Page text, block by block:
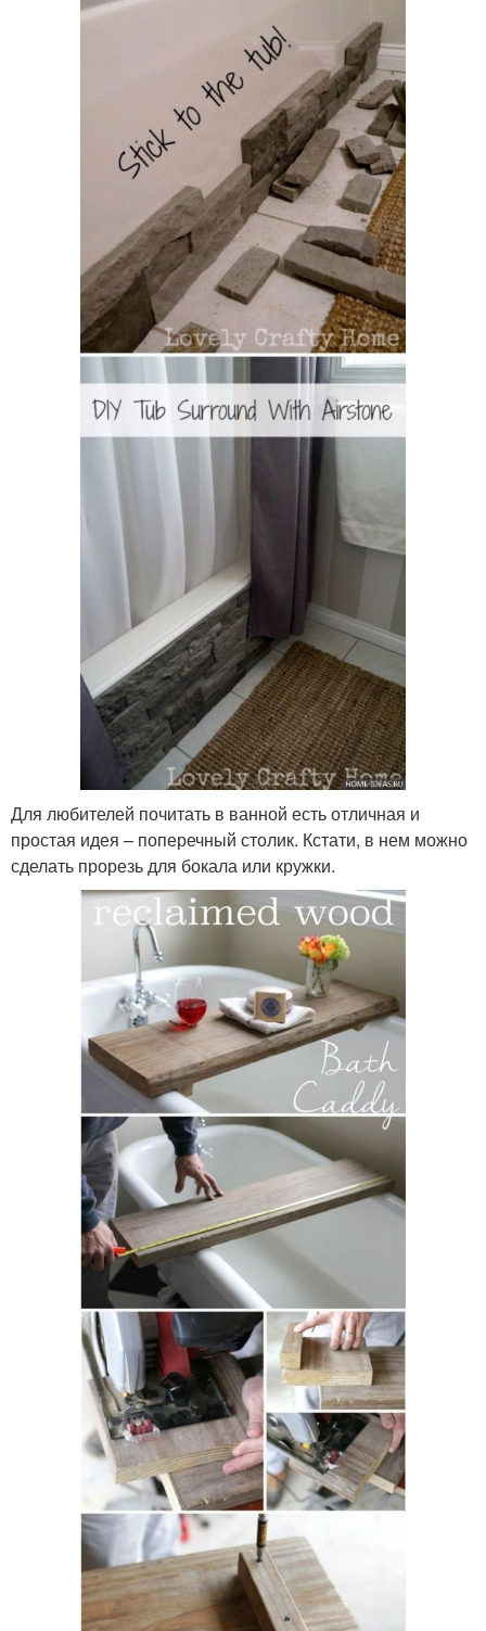
Для любителей почитать в ванной есть отличная и
простая идея – поперечный столик. Кстати, в нем можно
сделать прорезь для бокала или кружки.